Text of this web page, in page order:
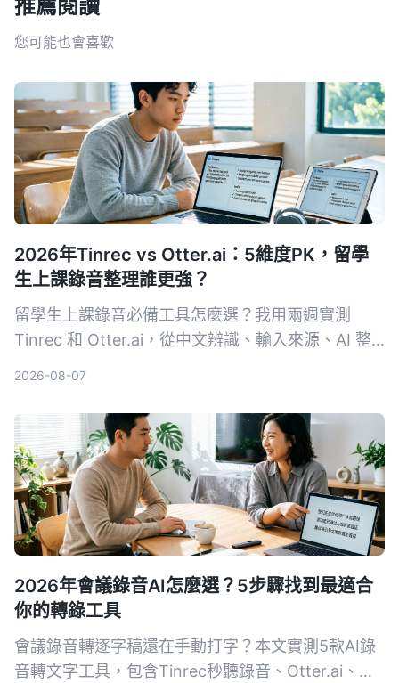
推薦閱讀
您可能也會喜歡
2026年Tinrec vs Otter.ai：5維度PK，留學
生上課錄音整理誰更強？
留學生上課錄音必備工具怎麼選？我用兩週實測
Tinrec 和 Otter.ai，從中文辨識、輸入來源、AI 整
2026-08-07
2026年會議錄音AI怎麼選？5步驟找到最適合
你的轉錄工具
會議錄音轉逐字稿還在手動打字？本文實測5款AI錄
音轉文字工具，包含Tinrec秒聽錄音、Otter.ai、